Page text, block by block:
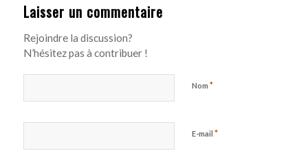
Laisser un commentaire
Rejoindre la discussion?
N’hésitez pas à contribuer !
Nom *
E-mail *